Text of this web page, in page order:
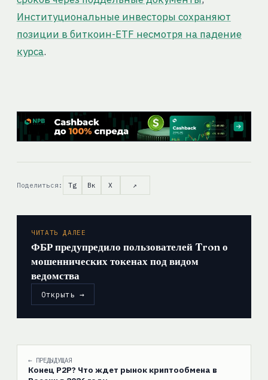
Институциональные инвесторы сохраняют
позиции в биткоин-ETF несмотря на падение
курса.
Поделиться: Tg Вк X ↗
ЧИТАТЬ ДАЛЕЕ
ФБР предупредило пользователей Tron о
мошеннических токенах под видом
ведомства
Открыть →
← ПРЕДЫДУЩАЯ
Конец P2P? Что ждет рынок криптообмена в